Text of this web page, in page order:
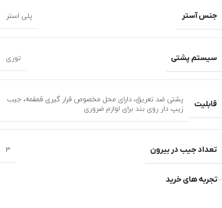
جنس آستر پلی استر
سیستم پشتی توری
قابلیت
پشتی ضد تعریق، دارای محل مخصوص قرار گیری قمقمه، جیب
زیپ دار روی بند برای لوازم ضروری
تعداد جیب در بیرون 3
تجربه های خرید